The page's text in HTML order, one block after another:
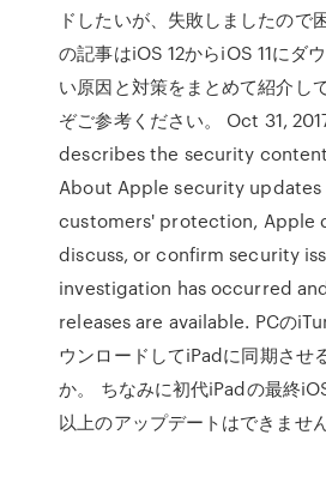
ドしたいが、失敗しましたので
の記事はiOS 12からiOS 11にダ
い原因と対策をまとめて紹介し
ぞご参考ください。 Oct 31,
describes the security content
About Apple security updates
customers' protection, Apple
discuss, or confirm security
investigation has occurred
releases are available. PCの
ウンロードしてiPadに同期させ
か。 ちなみに初代iPadの最終
以上のアップデートはできません